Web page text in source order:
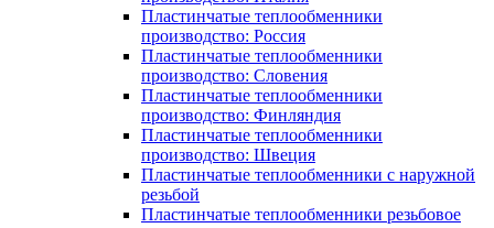
Пластинчатые теплообменники
производство: Россия
Пластинчатые теплообменники
производство: Словения
Пластинчатые теплообменники
производство: Финляндия
Пластинчатые теплообменники
производство: Швеция
Пластинчатые теплообменники с наружной
резьбой
Пластинчатые теплообменники резьбовое